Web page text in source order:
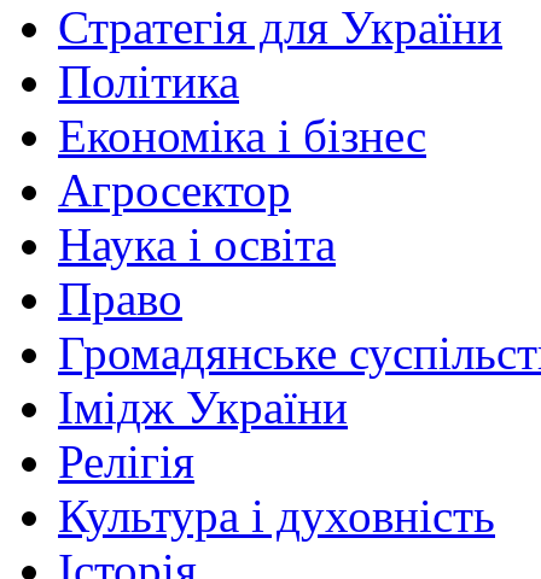
Стратегія для України
Політика
Економіка і бізнес
Агросектор
Наука і освіта
Право
Громадянське
Імідж України
Релігія
Культура і духовність